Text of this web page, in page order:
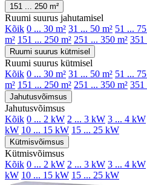
151 ... 250 m²
Ruumi suurus jahutamisel
Kõik 0 ... 30 m² 31 ... 50 m² 51 ...
m² 151 ... 250 m² 251 ... 350 m² 351
Ruumi suurus kütmisel
Ruumi suurus kütmisel
Kõik 0 ... 30 m² 31 ... 50 m² 51 ...
m² 151 ... 250 m² 251 ... 350 m² 351
Jahutusvõimsus
Jahutusvõimsus
Kõik 0 ... 2 kW 2 ... 3 kW 3 ... 4 kW
kW 10 ... 15 kW 15 ... 25 kW
Kütmisvõimsus
Kütmisvõimsus
Kõik 0 ... 2 kW 2 ... 3 kW 3 ... 4 kW
kW 10 ... 15 kW 15 ... 25 kW